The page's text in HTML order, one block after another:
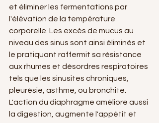
et éliminer les fermentations par
l'élévation de la température
corporelle. Les excès de mucus au
niveau des sinus sont ainsi éliminés et
le pratiquant raffermit sa résistance
aux rhumes et désordres respiratoires
tels que les sinusites chroniques,
pleurésie, asthme, ou bronchite.
L'action du diaphragme améliore aussi
la digestion, augmente l'appétit et